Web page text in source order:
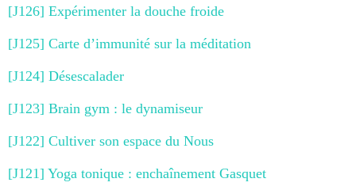
[J126] Expérimenter la douche froide
[J125] Carte d’immunité sur la méditation
[J124] Désescalader
[J123] Brain gym : le dynamiseur
[J122] Cultiver son espace du Nous
[J121] Yoga tonique : enchaînement Gasquet